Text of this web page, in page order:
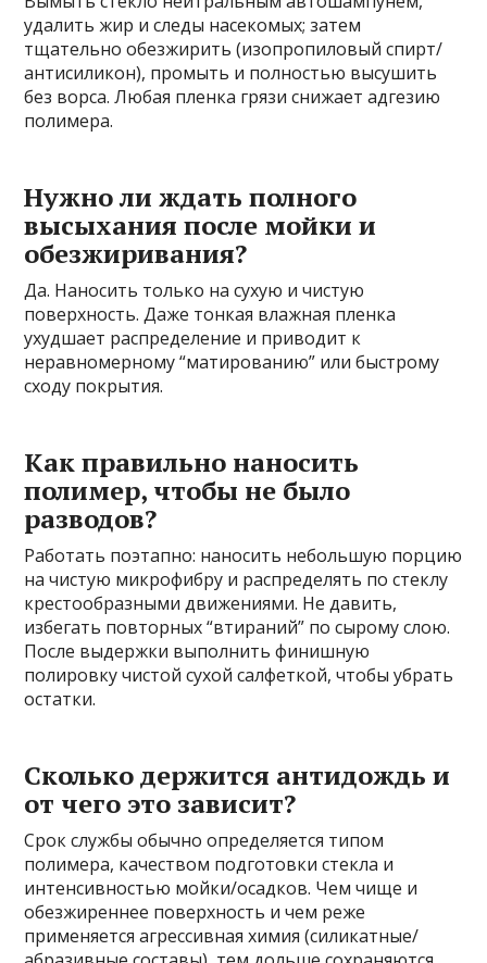
удалить жир и следы насекомых; затем
тщательно обезжирить (изопропиловый спирт/
антисиликон), промыть и полностью высушить
без ворса. Любая пленка грязи снижает адгезию
полимера.
Нужно ли ждать полного
высыхания после мойки и
обезжиривания?
Да. Наносить только на сухую и чистую
поверхность. Даже тонкая влажная пленка
ухудшает распределение и приводит к
неравномерному “матированию” или быстрому
сходу покрытия.
Как правильно наносить
полимер, чтобы не было
разводов?
Работать поэтапно: наносить небольшую порцию
на чистую микрофибру и распределять по стеклу
крестообразными движениями. Не давить,
избегать повторных “втираний” по сырому слою.
После выдержки выполнить финишную
полировку чистой сухой салфеткой, чтобы убрать
остатки.
Сколько держится антидождь и
от чего это зависит?
Срок службы обычно определяется типом
полимера, качеством подготовки стекла и
интенсивностью мойки/осадков. Чем чище и
обезжиреннее поверхность и чем реже
применяется агрессивная химия (силикатные/